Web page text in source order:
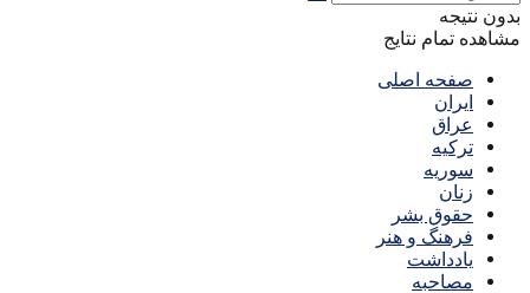
بدون نتیجه
مشاهده تمام نتایج
صفحه اصلی
ایران
عراق
ترکیه
سوریه
زنان
حقوق بشر
فرهنگ و هنر
یادداشت
مصاحبه